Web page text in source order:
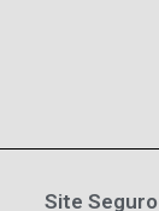
Site Seguro